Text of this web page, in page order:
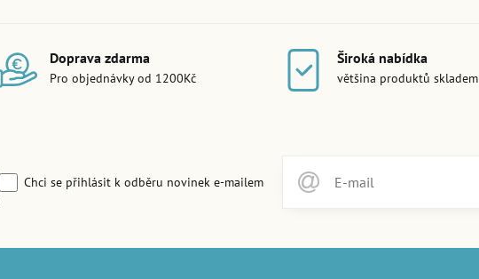
Doprava zdarma
Pro objednávky od 1200Kč
Široká nabídka
většina produktů skladem
Chci se přihlásit k odběru novinek e-mailem